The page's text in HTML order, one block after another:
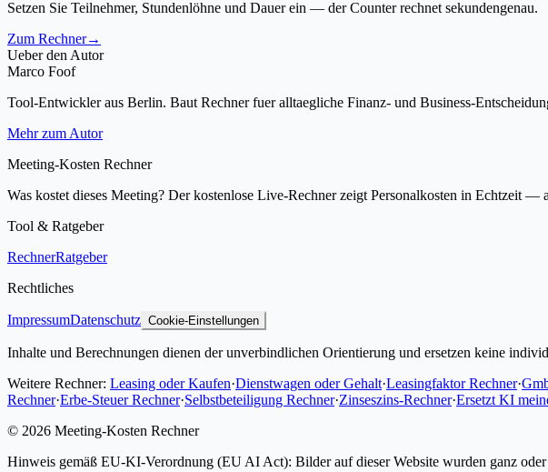
Setzen Sie Teilnehmer, Stundenlöhne und Dauer ein — der Counter rechnet sekundengenau.
Zum Rechner→
Ueber den Autor
Marco Foof
Tool-Entwickler aus Berlin. Baut Rechner fuer alltaegliche Finanz- und Business-
Mehr zum Autor
Meeting-Kosten Rechner
Was kostet dieses Meeting? Der kostenlose Live-Rechner zeigt Personalkosten in Echtzeit
Tool & Ratgeber
RechnerRatgeber
Rechtliches
ImpressumDatenschutz Cookie-Einstellungen
Inhalte und Berechnungen dienen der unverbindlichen Orientierung und ersetzen keine
Weitere Rechner: Leasing oder Kaufen·Dienstwagen oder Gehalt·Leasingfaktor Rechner·
Rechner·Erbe-Steuer Rechner·Selbstbeteiligung Rechner·Zinseszins-Rechner·Ersetzt KI
© 2026 Meeting-Kosten Rechner
Hinweis gemäß EU-KI-Verordnung (EU AI Act): Bilder auf dieser Website wurden ganz